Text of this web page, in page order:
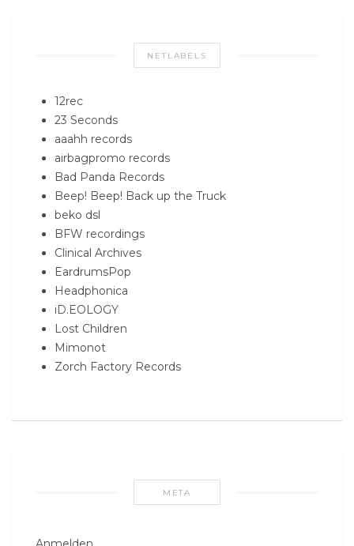
NETLABELS
12rec
23 Seconds
aaahh records
airbagpromo records
Bad Panda Records
Beep! Beep! Back up the Truck
beko dsl
BFW recordings
Clinical Archives
EardrumsPop
Headphonica
iD.EOLOGY
Lost Children
Mimonot
Zorch Factory Records
META